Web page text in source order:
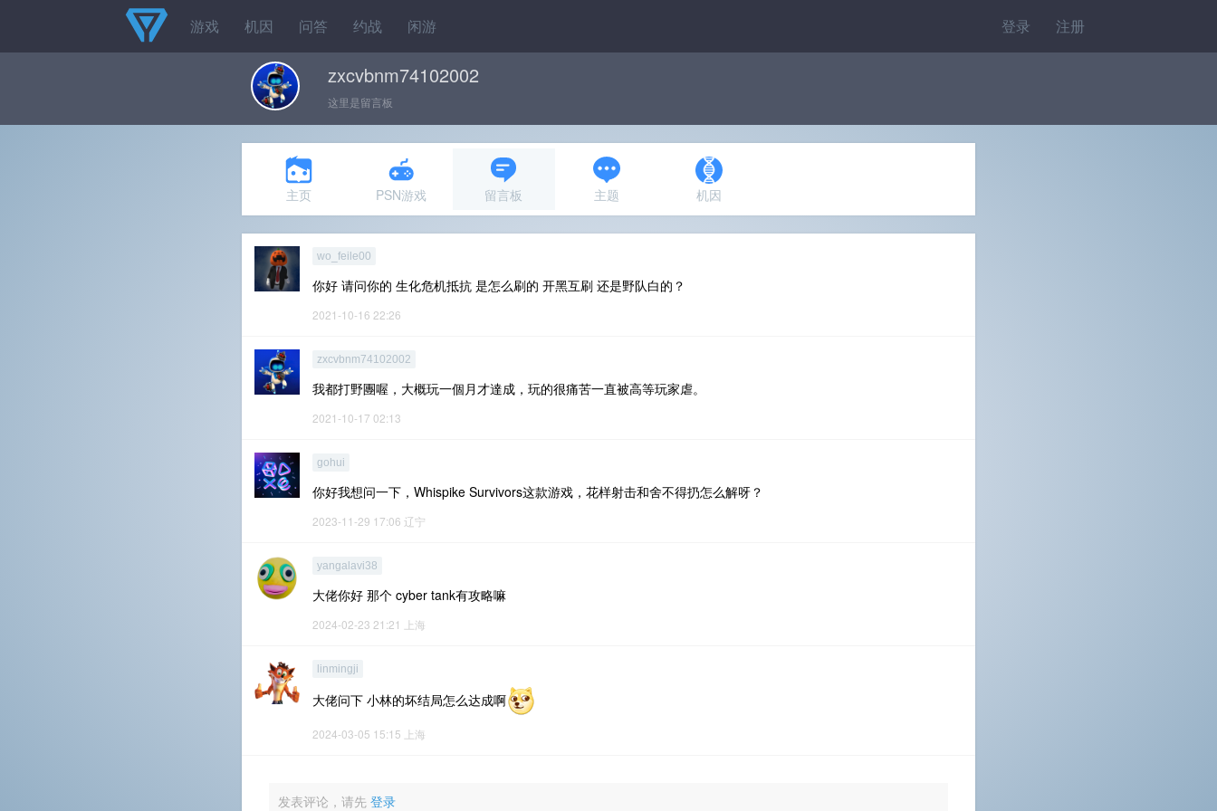
登录 注册
游戏 机因 问答 约战 闲游
zxcvbnm74102002
这里是留言板
主页 PSN游戏 留言板 主题 机因
wo_feile00
你好 请问你的 生化危机抵抗 是怎么刷的 开黑互刷 还是野队白的？
2021-10-16 22:26
zxcvbnm74102002
我都打野團喔，大概玩一個月才達成，玩的很痛苦一直被高等玩家虐。
2021-10-17 02:13
gohui
你好我想问一下，Whispike Survivors这款游戏，花样射击和舍不得扔怎么解呀？
2023-11-29 17:06 辽宁
yangalavi38
大佬你好 那个 cyber tank有攻略嘛
2024-02-23 21:21 上海
linmingji
大佬问下 小林的坏结局怎么达成啊
2024-03-05 15:15 上海
发表评论，请先 登录